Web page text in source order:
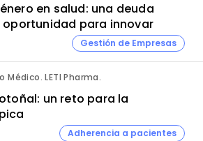
en salud: una deuda
oportunidad para innovar
Gestión de Empresas
LETI Pharma.
un reto para la
Adherencia a pacientes